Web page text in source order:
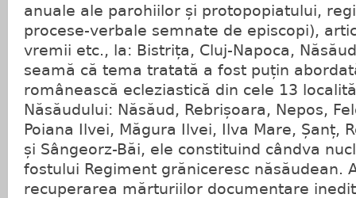
anuale ale parohiilor și protopopiatului,
procese-verbale semnate de episcopi),
vremii etc., la: Bistrița, Cluj-Napoca,
seamă că tema tratată a fost puțin
românească ecleziastică din cele 13
Năsăudului: Năsăud, Rebrișoara, Nepos,
Poiana Ilvei, Măgura Ilvei, Ilva Mare, Șanț,
și Sângeorz-Băi, ele constituind cândva
fostului Regiment grăniceresc năsăudean.
recuperarea mărturiilor documentare